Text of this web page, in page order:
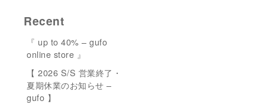
Recent
『 up to 40% – gufo
online store 』
【 2026 S/S 営業終了・
夏期休業のお知らせ –
gufo 】